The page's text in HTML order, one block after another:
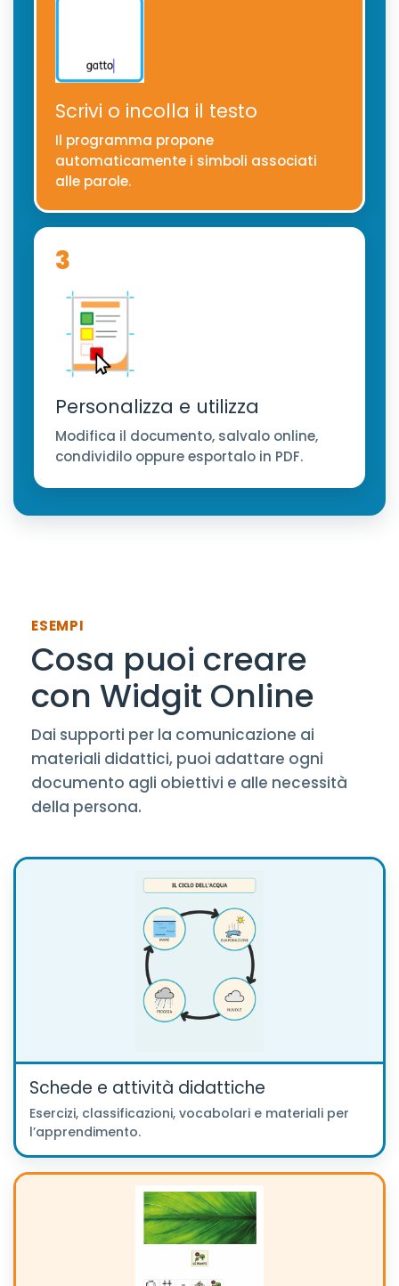
Scrivi o incolla il testo
Il programma propone
automaticamente i simboli associati
alle parole.
3
Personalizza e utilizza
Modifica il documento, salvalo online,
condividilo oppure esportalo in PDF.
ESEMPI
Cosa puoi creare
con Widgit Online
Dai supporti per la comunicazione ai
materiali didattici, puoi adattare ogni
documento agli obiettivi e alle necessità
della persona.
Schede e attività didattiche
Esercizi, classificazioni, vocabolari e materiali per
l’apprendimento.